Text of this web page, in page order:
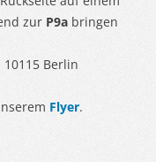
zur P9a bringen
Berlin
Flyer.